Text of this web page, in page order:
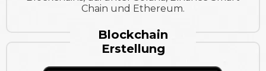
Chain und Ethereum.
Blockchain
Erstellung